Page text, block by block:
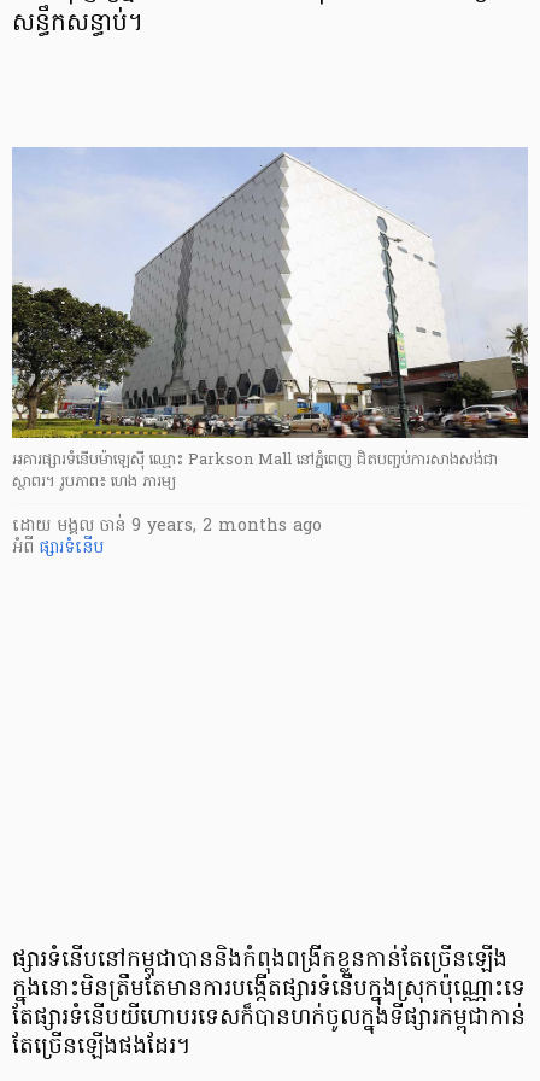
សន្ធឹក​សន្ធាប់។
អគារ​ផ្សារទំនើប​ម៉ាឡេស៊ី ឈ្មោះ Parkson Mall នៅ​ភ្នំពេញ ជិត​បញ្ចប់​ការសាងសង់​ជា
ស្ថាពរ។ រូបភាព៖ ហេង ភារម្យ
ដោយ មង្គល ចាន់ 9 years, 2 months ago
អំពី ផ្សារទំនើប​​
ផ្សារ​ទំនើប​នៅ​កម្ពុជា​បាន​និង​កំពុង​ពង្រីក​ខ្លួន​កាន់​តែ​ច្រើន​​ឡើង
ក្នុង​នោះ​មិន​ត្រឹម​តែ​មាន​ការ​បង្កើត​ផ្សារ​ទំនើប​ក្នុង​ស្រុក​ប៉ុណ្ណោះ​ទេ
តែ​ផ្សារ​ទំនើប​យីហោ​បរទេស​ក៏​បាន​ហក់​ចូល​ក្នុង​ទីផ្សារ​កម្ពុជា​កាន់​
តែ​ច្រើន​ឡើង​ផង​ដែរ។